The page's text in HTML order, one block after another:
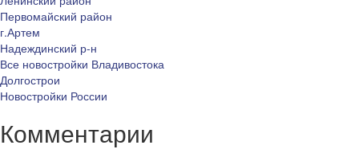
Первомайский район
г.Артем
Надеждинский р-н
Все новостройки Владивостока
Долгострои
Новостройки России
Комментарии